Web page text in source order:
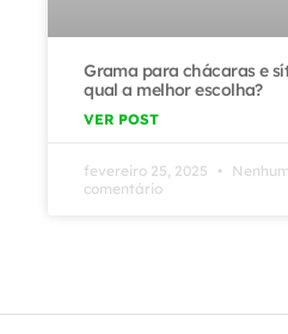
Grama para chácaras e
qual a melhor escolha?
VER POST
fevereiro 25, 2025
Nenhum
comentário